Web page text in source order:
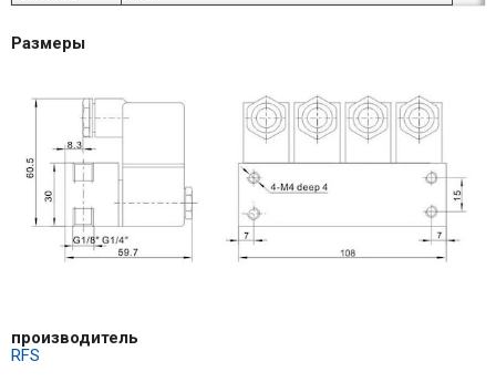
Размеры
производитель
RFS